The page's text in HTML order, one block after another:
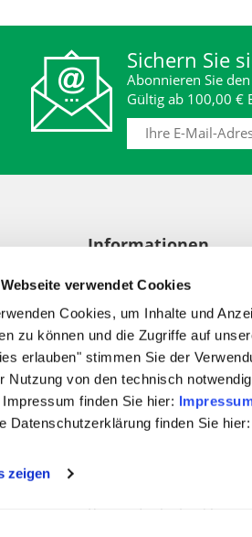
verwendet Cookies
Cookies, um Inhalte und
zu können und die Zugriffe auf
erlauben" stimmen Sie der
Nutzung von den technisch
finden Sie hier:
Datenschutzerklärung finden Sie hier:
zeigen
Sichern Sie
Abonnieren Sie
Gültig ab 100,00 €
Informationen
Impressum
AGB
Datenschutz
Datenschutzinformation
Interessenten, Kunden
Lieferanten
Widerrufsbelehrung
Barrierefreiheitserklärung